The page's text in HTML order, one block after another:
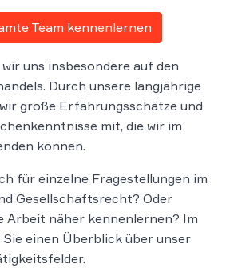
Team kennenlernen
uns insbesondere auf den
Durch unsere langjährige
große Erfahrungsschätze und
mit, die wir im
können.
für einzelne Fragestellungen im
Gesellschaftsrecht? Oder
Arbeit näher kennenlernen? Im
einen Überblick über unser